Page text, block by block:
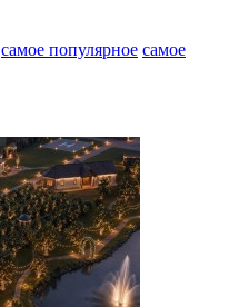
самое популярное самое